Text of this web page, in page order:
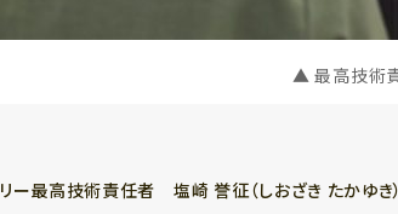
▲ 最高技術
リー最高技術責任者 塩崎 誉征（しおざき たかゆき）